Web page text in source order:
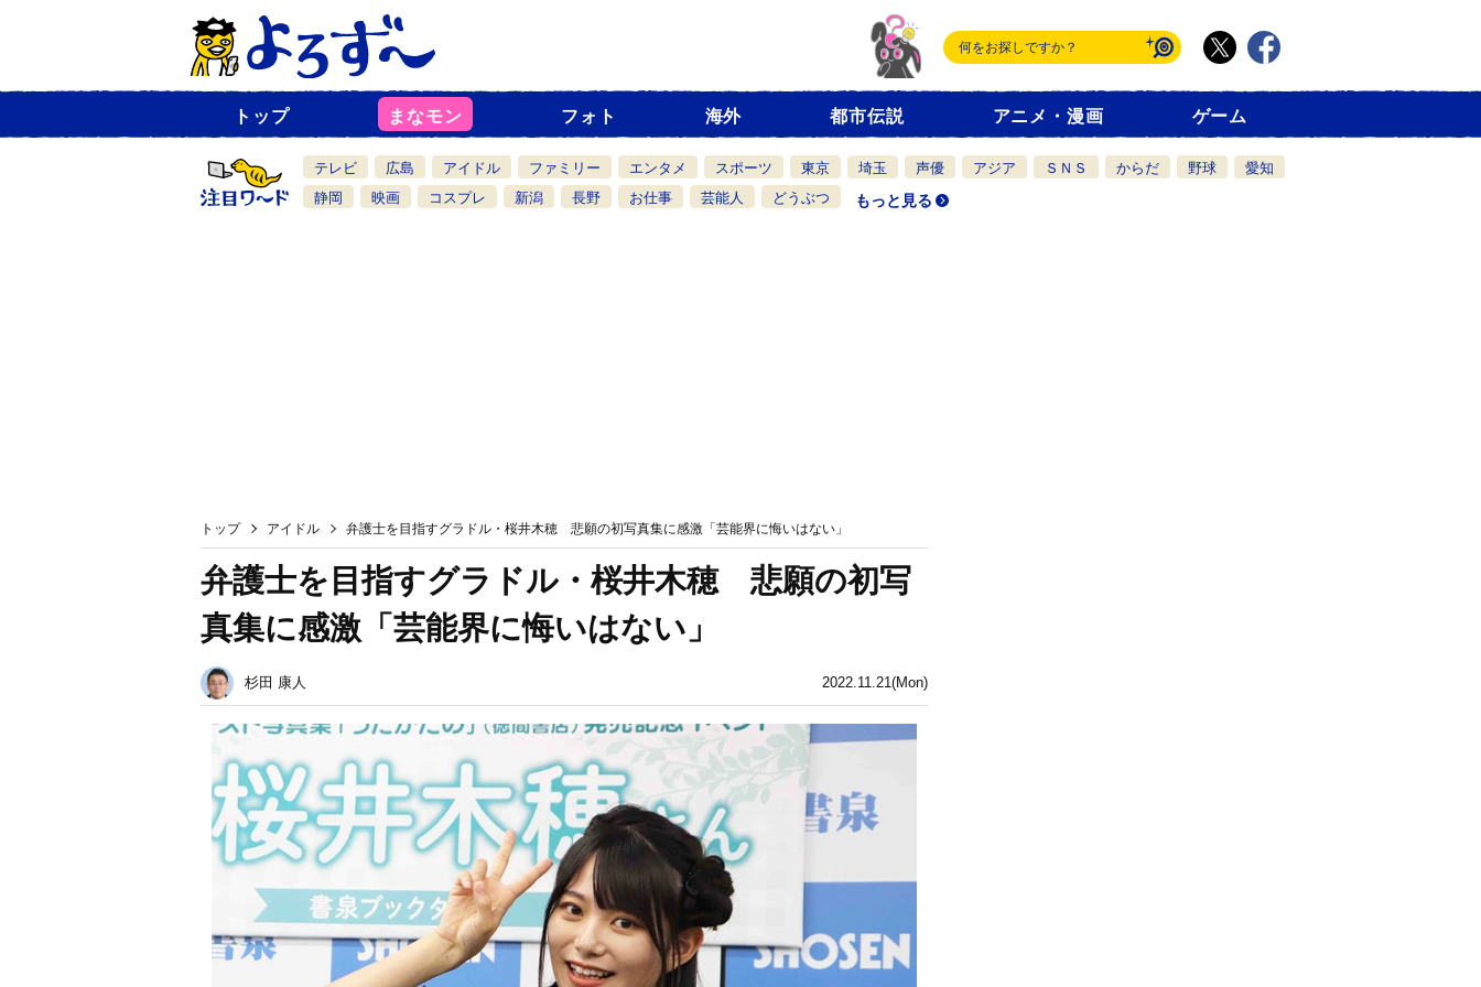
ュ
一
覧
トップ まなモン フォト 海外 都市伝説 アニメ・漫画 ゲーム
テレビ 広島 アイドル ファミリー エンタメ スポーツ 東京 埼玉 声優 アジア ＳＮＳ からだ 野球
愛知
静岡
映画 コスプレ 新潟 長野 お仕事 芸能人 どうぶつ もっと見る
トップ アイドル 弁護士を目指すグラドル・桜井木穂 悲願の初写真集に感激「芸能界に悔いはない」
2022.11.21(Mon)
弁護士を目指すグラドル・桜井木穂 悲願の初写
真集に感激「芸能界に悔いはない」
杉田 康人